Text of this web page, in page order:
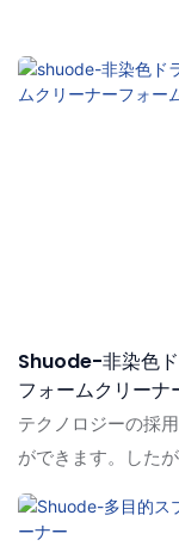
Shuode-非染色ド
フォームクリーナ
テクノロジーの採
ができます。した
剤の防水PUスプレ
ナーの分野でブラ